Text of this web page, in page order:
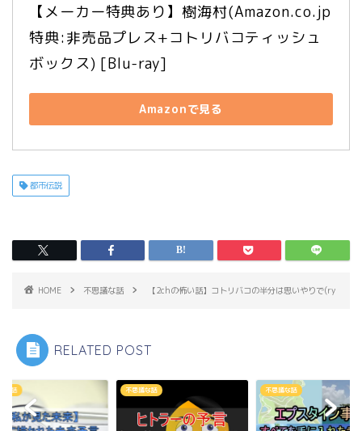
【メーカー特典あり】樹海村(Amazon.co.jp
特典:非売品プレス+コトリバコティッシュ
ボックス) [Blu-ray]
Amazonで見る
都市伝説
HOME 不思議な話 【2chの怖い話】コトリバコの半分は思いやりで(ry
RELATED POST
な話 不思議な話 不思議な話